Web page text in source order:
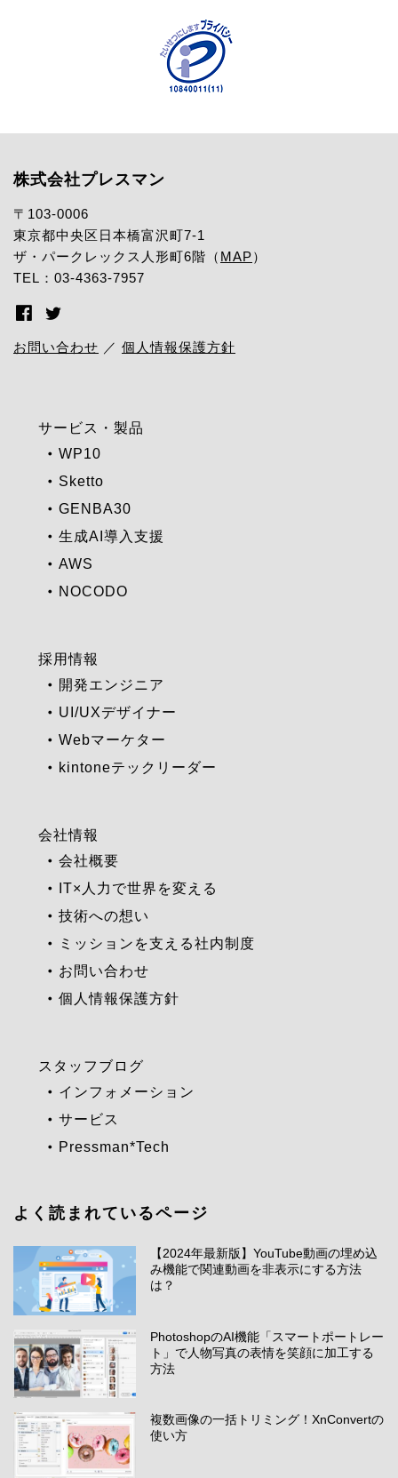
株式会社プレスマン
〒103-0006
東京都中央区日本橋富沢町7-1
ザ・パークレックス人形町6階（ MAP）
TEL：03-4363-7957
お問い合わせ ／ 個人情報保護方針
サービス・製品
WP10
Sketto
GENBA30
生成AI導入支援
AWS
NOCODO
採用情報
開発エンジニア
UI/UXデザイナー
Webマーケター
kintoneテックリーダー
会社情報
会社概要
IT×人力で世界を変える
技術への想い
ミッションを支える社内制度
お問い合わせ
個人情報保護方針
スタッフブログ
インフォメーション
サービス
Pressman*Tech
よく読まれているページ
【2024年最新版】YouTube動画の埋め込
み機能で関連動画を非表示にする方法
は？
PhotoshopのAI機能「スマートポートレー
ト」で人物写真の表情を笑顔に加工する
方法
複数画像の一括トリミング！XnConvertの
使い方